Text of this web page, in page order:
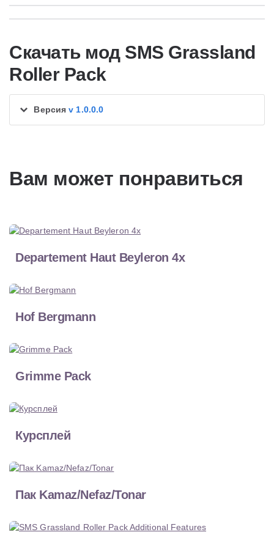
Скачать мод SMS Grassland
Roller Pack
Версияv 1.0.0.0
Вам может понравиться
Departement Haut Beyleron 4x
Hof Bergmann
Grimme Pack
Курсплей
Пак Kamaz/Nefaz/Tonar